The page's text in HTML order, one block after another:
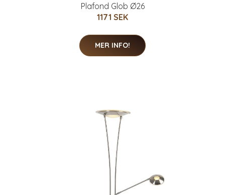
Plafond Glob Ø26
1171 SEK
MER INFO!